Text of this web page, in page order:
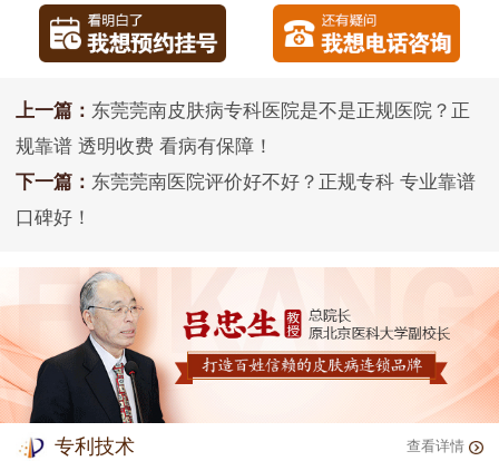
上一篇： 东莞莞南皮肤病专科医院是不是正规医院？正
规靠谱 透明收费 看病有保障！
下一篇： 东莞莞南医院评价好不好？正规专科 专业靠谱
口碑好！
专利技术 查看详情